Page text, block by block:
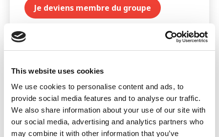
This website uses cookies
We use cookies to personalise content and ads, to
provide social media features and to analyse our traffic.
We also share information about your use of our site with
our social media, advertising and analytics partners who
may combine it with other information that you’ve
Qu'est-ce qu'un groupe de
Sans eux, le PTB n'existerait pas. Sur les lieux de
travail ou dans les quartiers, aux quatre coins de la
Belgique, ce sont plus de 400 groupes de base qui se
mobilisent pour faire changer les choses. Si tu as déjà